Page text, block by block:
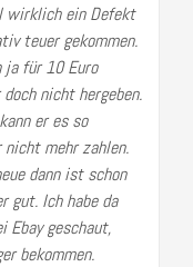
wirklich ein Defekt
teuer gekommen.
ja für 10 Euro
nicht hergeben.
er es so
mehr zahlen.
dann ist schon
gut. Ich habe da
Ebay geschaut,
bekommen.